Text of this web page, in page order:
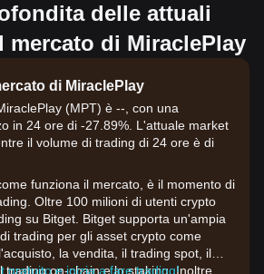
delle attuali
mercato di MiraclePlay
di MiraclePlay
(MPT) è --, con una
in 24 ore di -27.89%. L'attuale market
il volume di trading di 24 ore è di
funziona il mercato, è il momento di
Oltre 100 milioni di utenti crypto
su Bitget. Bitget supporta un'ampia
trading per gli asset crypto come
la vendita, il trading spot, il
trading on-chain e lo staking. Inoltre,
gratuito e inizia a fare trading!